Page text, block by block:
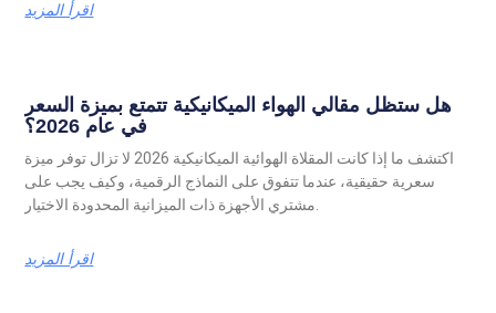
اقرأ المزيد
هل ستظل مقالي الهواء الميكانيكية تتمتع بميزة السعر
في عام 2026؟
اكتشف ما إذا كانت المقلاة الهوائية الميكانيكية 2026 لا تزال توفر ميزة
سعرية حقيقية، عندما تتفوق على النماذج الرقمية، وكيف يجب على
مشتري الأجهزة ذات الميزانية المحدودة الاختيار.
اقرأ المزيد